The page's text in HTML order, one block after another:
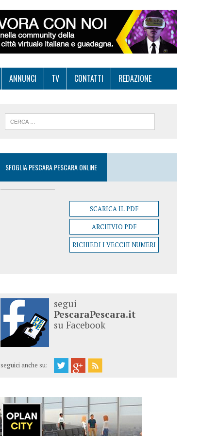
ANNUNCI TV CONTATTI REDAZIONE
SFOGLIA PESCARA PESCARA ONLINE
SCARICA IL PDF
ARCHIVIO PDF
RICHIEDI I VECCHI NUMERI
segui
PescaraPescara.it
su Facebook
seguici anche su: